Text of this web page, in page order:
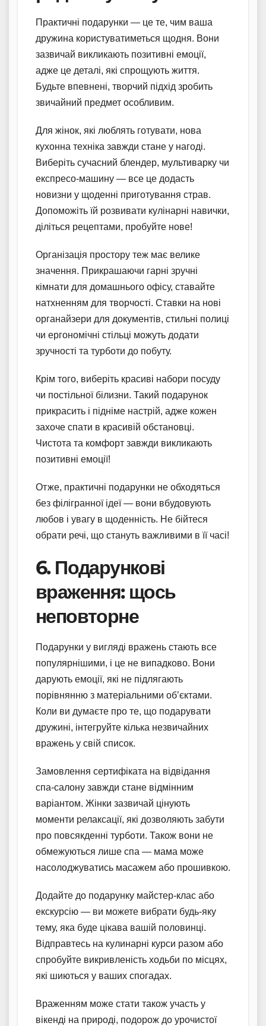
Практичні подарунки — це те, чим ваша
дружина користуватиметься щодня. Вони
зазвичай викликають позитивні емоції,
адже це деталі, які спрощують життя.
Будьте впевнені, творчий підхід зробить
звичайний предмет особливим.
Для жінок, які люблять готувати, нова
кухонна техніка завжди стане у нагоді.
Виберіть сучасний блендер, мультиварку чи
експресо-машину — все це додасть
новизни у щоденні приготування страв.
Допоможіть їй розвивати кулінарні навички,
діліться рецептами, пробуйте нове!
Організація простору теж має велике
значення. Прикрашаючи гарні зручні
кімнати для домашнього офісу, ставайте
натхненням для творчості. Ставки на нові
органайзери для документів, стильні полиці
чи ергономічні стільці можуть додати
зручності та турботи до побуту.
Крім того, виберіть красиві набори посуду
чи постільної білизни. Такий подарунок
прикрасить і підніме настрій, адже кожен
захоче спати в красивій обстановці.
Чистота та комфорт завжди викликають
позитивні емоції!
Отже, практичні подарунки не обходяться
без філігранної ідеї — вони вбудовують
любов і увагу в щоденність. Не бійтеся
обрати речі, що стануть важливими в її часі!
6. Подарункові
враження: щось
неповторне
Подарунки у вигляді вражень стають все
популярнішими, і це не випадково. Вони
дарують емоції, які не підлягають
порівнянню з матеріальними об’єктами.
Коли ви думаєте про те, що подарувати
дружині, інтегруйте кілька незвичайних
вражень у свій список.
Замовлення сертифіката на відвідання
спа-салону завжди стане відмінним
варіантом. Жінки зазвичай цінують
моменти релаксації, які дозволяють забути
про повсякденні турботи. Також вони не
обмежуються лише спа — мама може
насолоджуватись масажем або прошивкою.
Додайте до подарунку майстер-клас або
екскурсію — ви можете вибрати будь-яку
тему, яка буде цікава вашій половинці.
Відправтесь на кулинарні курси разом або
спробуйте викривленість ходьби по місцях,
які шиються у ваших спогадах.
Враженням може стати також участь у
вікенді на природі, подорож до урочистої